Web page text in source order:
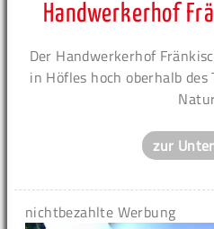
Handwerkerhof
Der Handwerkerhof
in Höfles hoch oberhalb
zur
nichtbezahlte Werbung